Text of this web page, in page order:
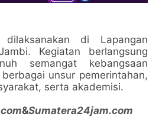
dilaksanakan di Lapangan
Kegiatan berlangsung
semangat kebangsaan
unsur pemerintahan,
serta akademisi.
&Sumatera24jam.com